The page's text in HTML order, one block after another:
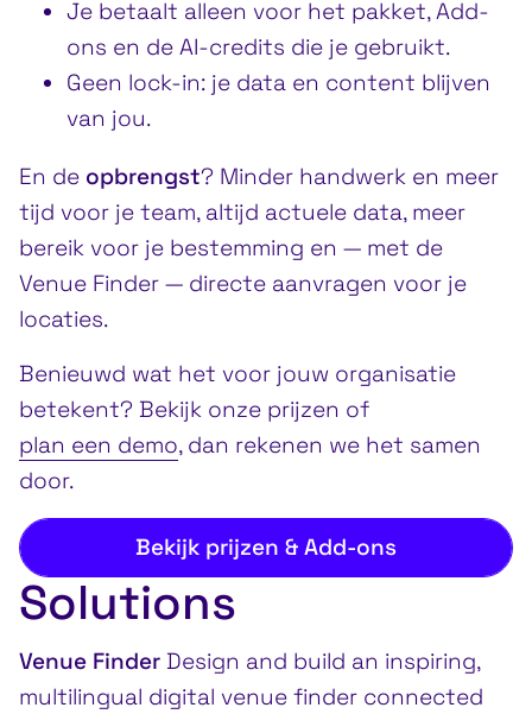
Je betaalt alleen voor het pakket, Add-
ons en de AI-credits die je gebruikt.
Geen lock-in: je data en content blijven
van jou.
En de opbrengst? Minder handwerk en meer
tijd voor je team, altijd actuele data, meer
bereik voor je bestemming en — met de
Venue Finder — directe aanvragen voor je
locaties.
Benieuwd wat het voor jouw organisatie
betekent? Bekijk onze prijzen of
plan een demo, dan rekenen we het samen
door.
Bekijk prijzen & Add-ons
Solutions
Venue Finder Design and build an inspiring,
multilingual digital venue finder connected